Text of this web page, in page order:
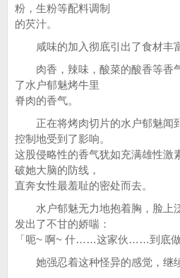
粉，生粉等配料调制
的芡汁。
咸味的加入彻底引出了食材丰
肉香，辣味，酸菜的酸香等香
了水户郁魅烤牛里
脊肉的香气。
正在将烤肉切片的水户郁魅闻
控制地受到了影响。
这股侵略性的香气犹如充满雄性激
破她大脑的防线，
直奔女性最羞耻的密处而去。
水户郁魅无力地抱着胸，脸上泛
发出了不甘的娇喘：
「呃~ 啊~ 什……这家伙……到底
她强忍着这种怪异的感觉，继续